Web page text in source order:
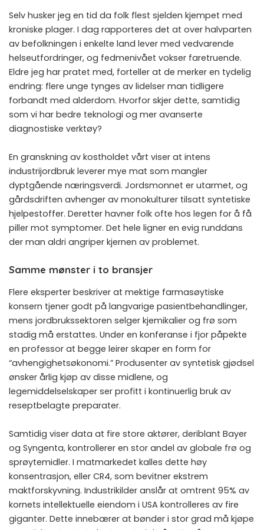
Selv husker jeg en tid da folk flest sjelden kjempet med
kroniske plager. I dag rapporteres det at over halvparten
av befolkningen i enkelte land lever med vedvarende
helseutfordringer, og fedmenivået vokser faretruende.
Eldre jeg har pratet med, forteller at de merker en tydelig
endring: flere unge tynges av lidelser man tidligere
forbandt med alderdom. Hvorfor skjer dette, samtidig
som vi har bedre teknologi og mer avanserte
diagnostiske verktøy?
En granskning av kostholdet vårt viser at intens
industrijordbruk leverer mye mat som mangler
dyptgående næringsverdi. Jordsmonnet er utarmet, og
gårdsdriften avhenger av monokulturer tilsatt syntetiske
hjelpestoffer. Deretter havner folk ofte hos legen for å få
piller mot symptomer. Det hele ligner en evig runddans
der man aldri angriper kjernen av problemet.
Samme mønster i to bransjer
Flere eksperter beskriver at mektige farmasøytiske
konsern tjener godt på langvarige pasientbehandlinger,
mens jordbrukssektoren selger kjemikalier og frø som
stadig må erstattes. Under en konferanse i fjor påpekte
en professor at begge leirer skaper en form for
“avhengighetsøkonomi.” Produsenter av syntetisk gjødsel
ønsker årlig kjøp av disse midlene, og
legemiddelselskaper ser profitt i kontinuerlig bruk av
reseptbelagte preparater.
Samtidig viser data at fire store aktører, deriblant Bayer
og Syngenta, kontrollerer en stor andel av globale frø og
sprøytemidler. I matmarkedet kalles dette høy
konsentrasjon, eller CR4, som bevitner ekstrem
maktforskyvning. Industrikilder anslår at omtrent 95% av
kornets intellektuelle eiendom i USA kontrolleres av fire
giganter. Dette innebærer at bønder i stor grad må kjøpe